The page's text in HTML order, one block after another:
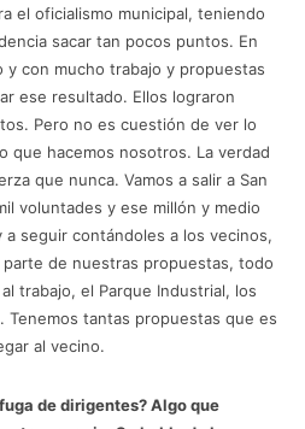
el oficialismo municipal, teniendo
sacar tan pocos puntos. En
y con mucho trabajo y propuestas
ese resultado. Ellos lograron
Pero no es cuestión de ver lo
que hacemos nosotros. La verdad
que nunca. Vamos a salir a San
voluntades y ese millón y medio
seguir contándoles a los vecinos,
de nuestras propuestas, todo
trabajo, el Parque Industrial, los
Tenemos tantas propuestas que es
al vecino.
de dirigentes? Algo que